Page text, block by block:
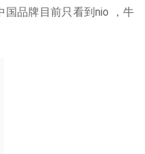
品牌目前只看到nio ，牛